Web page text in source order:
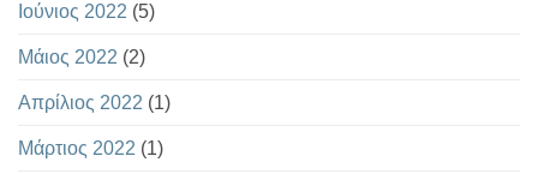
Ιούνιος 2022 (5)
Μάιος 2022 (2)
Απρίλιος 2022 (1)
Μάρτιος 2022 (1)